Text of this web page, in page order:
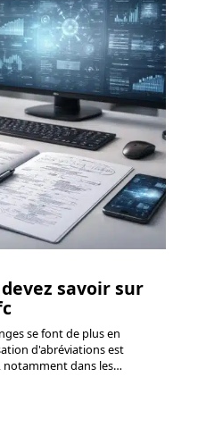
savoir sur
se font de plus en
d'abréviations est
dans les…